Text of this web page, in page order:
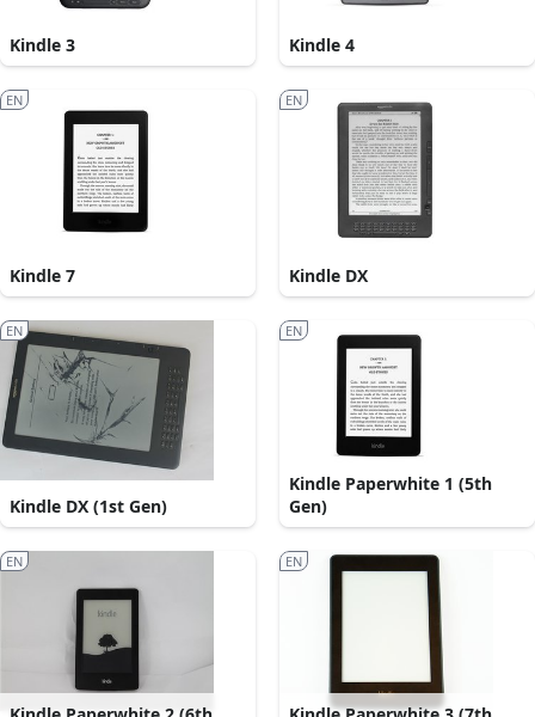
Kindle 3 Kindle 4
Kindle 7
EN
Kindle DX
EN
Kindle DX (1st Gen)
EN
Kindle Paperwhite 1 (5th
Gen)
EN
EN EN